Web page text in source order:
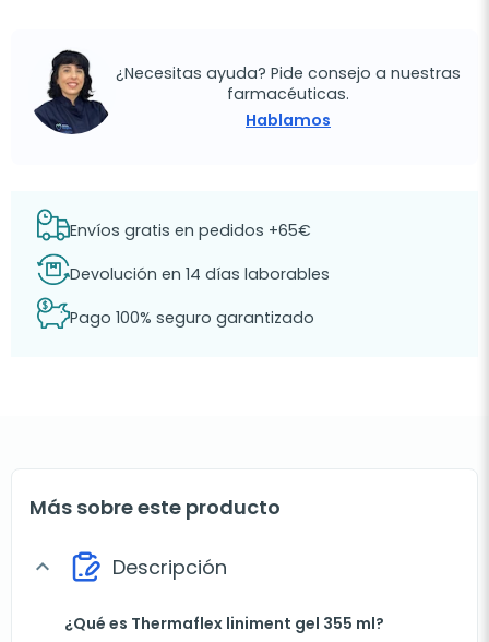
¿Necesitas ayuda? Pide consejo a nuestras
farmacéuticas.
Hablamos
Envíos gratis en pedidos +65€
Devolución en 14 días laborables
Pago 100% seguro garantizado
Más sobre este producto
expand_more Descripción
¿Qué es Thermaflex liniment gel 355 ml?